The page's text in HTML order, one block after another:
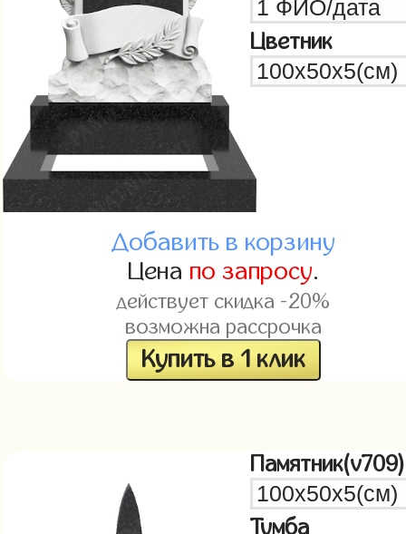
Цветник
Добавить в корзину
Цена по запросу.
действует скидка -20%
возможна рассрочка
Купить в 1 клик
Памятник(v709)
Тумба